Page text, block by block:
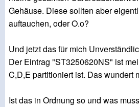
Gehäuse. Diese sollten aber
auftauchen, oder O.o?
Und jetzt das für mich
Der Eintrag "ST3250620NS" ist
C,D,E partitioniert ist. Das wundert
Ist das in Ordnung so und was